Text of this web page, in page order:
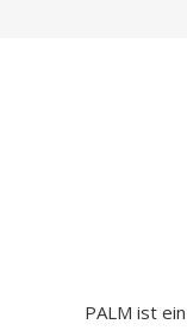
PALM ist